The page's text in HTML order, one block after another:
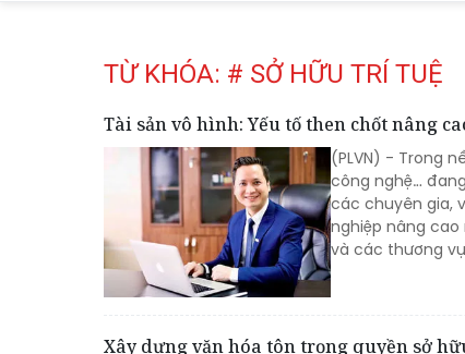
TỪ KHÓA: # SỞ HỮU TRÍ TUỆ
Tài sản vô hình: Yếu tố then chốt nâng
(PLVN) - Trong
công nghệ…
các chuyên gia,
nghiệp nâng
và các thương
Xây dựng văn hóa tôn trọng quyền sở